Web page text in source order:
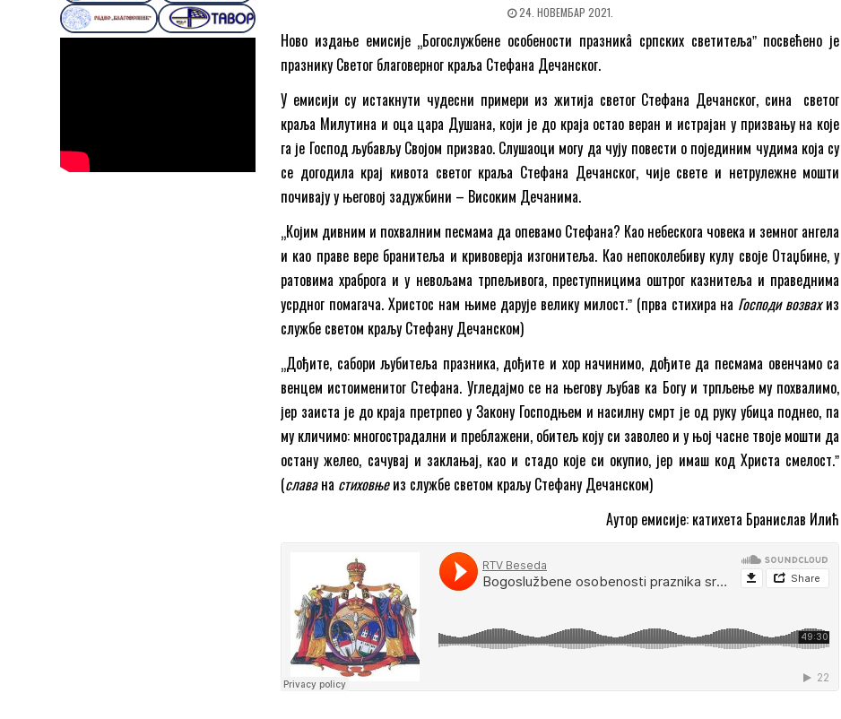
24. НОВЕМБАР 2021.
Ново издање емисије „Богослужбене особености празникâ српских светитељаˮ посвећено је
празнику Светог благоверног краља Стефана Дечанског.
У емисији су истакнути чудесни примери из житија светог Стефана Дечанског, сина светог
краља Милутина и оца цара Душана, који је до краја остао веран и истрајан у призвању на које
га је Господ љубављу Својом призвао. Слушаоци могу да чују повести о појединим чудима која су
се догодила крај кивота светог краља Стефана Дечанског, чије свете и нетрулежне мошти
почивају у његовој задужбини – Високим Дечанима.
„Којим дивним и похвалним песмама да опевамо Стефана? Као небескога човека и земног ангела
и као праве вере бранитеља и кривоверја изгонитеља. Као непоколебиву кулу своје Отаџбине, у
ратовима храброга и у невољама трпељивога, преступницима оштрог казнитеља и праведнима
усрдног помагача. Христос нам њиме дарује велику милост.ˮ (прва стихира на Господи возвахиз
службе светом краљу Стефану Дечанском)
„Дођите, сабори љубитеља празника, дођите и хор начинимо, дођите да песмама овенчамо са
венцем истоименитог Стефана. Угледајмо се на његову љубав ка Богу и трпљење му похвалимо,
јер заиста је до краја претрпео у Закону Господњем и насилну смрт је од руку убица поднео, па
му кличимо: многострадални и преблажени, обитељ коју си заволео и у њој часне твоје мошти да
остану желео, сачувај и заклањај, као и стадо које си окупио, јер имаш код Христа смелост.ˮ
(славана стиховњеиз службе светом краљу Стефану Дечанском)
Аутор емисије: катихета Бранислав Илић